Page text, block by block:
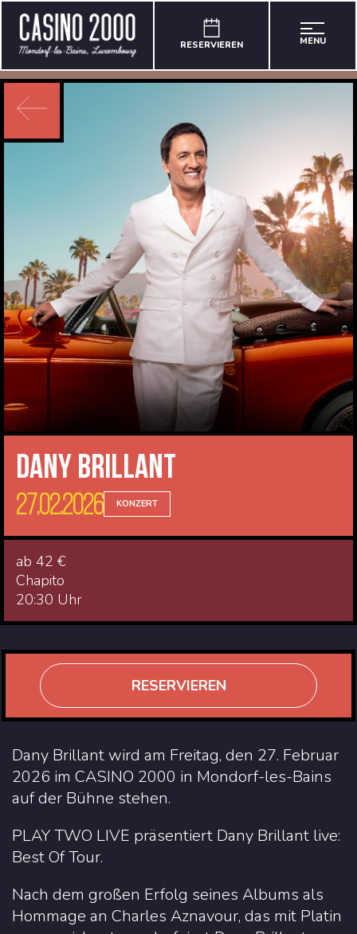
RESERVIEREN MENU
Dany Brillant
27.02.2026 KONZERT
ab 42 €
Chapito
20:30 Uhr
RESERVIEREN
Dany Brillant wird am Freitag, den 27. Februar
2026 im CASINO 2000 in Mondorf-les-Bains
auf der Bühne stehen.
PLAY TWO LIVE präsentiert Dany Brillant live:
Best Of Tour.
Nach dem großen Erfolg seines Albums als
Hommage an Charles Aznavour, das mit Platin